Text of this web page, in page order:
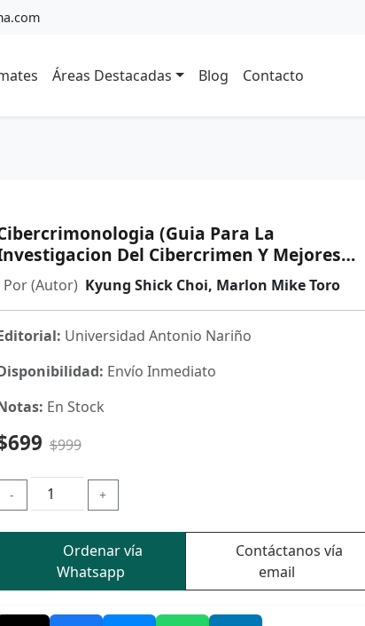
Áreas Destacadas Blog Contacto
(Guia Para La
Del Cibercrimen Y Mejores
Practicas En Seguridad Digital)
Por (Autor) Kyung Shick Choi, Marlon Mike Toro
Universidad Antonio Nariño
Envío Inmediato
En Stock
$999
- +
Ordenar vía
Whatsapp
Contáctanos vía
email